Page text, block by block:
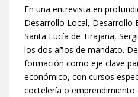
En una entrevista en
Desarrollo Local, Desarrollo
Santa Lucía de Tirajana,
los dos años de mandato.
formación como eje clave
económico, con cursos
coctelería o emprendimiento